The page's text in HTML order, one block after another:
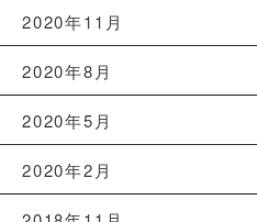
2020年11月
2020年8月
2020年5月
2020年2月